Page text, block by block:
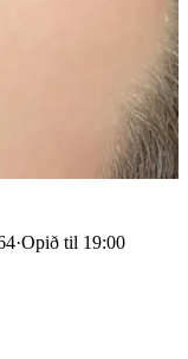
·Opið til 19:00